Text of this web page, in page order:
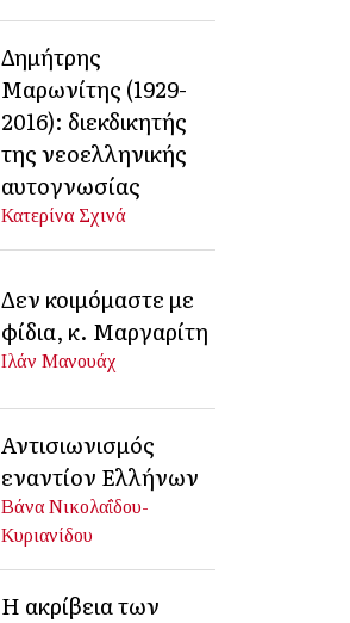
Δημήτρης
Μαρωνίτης (1929-
2016): διεκδικητής
της νεοελληνικής
αυτογνωσίας
Κατερίνα Σχινά
Δεν κοιμόμαστε με
φίδια, κ. Μαργαρίτη
Ιλάν Μανουάχ
Αντισιωνισμός
εναντίον Ελλήνων
Βάνα Νικολαΐδου-
Κυριανίδου
Η ακρίβεια των